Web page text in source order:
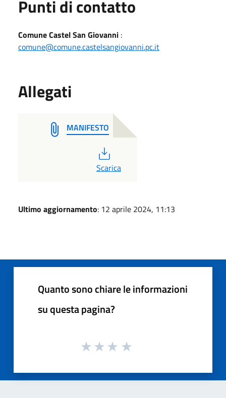
Punti di contatto
Comune Castel San Giovanni :
comune@comune.castelsangiovanni.pc.it
Allegati
MANIFESTO
PDF
Scarica
Ultimo aggiornamento: 12 aprile 2024, 11:13
Quanto sono chiare le informazioni
su questa pagina?